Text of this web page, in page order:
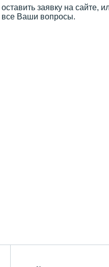
заявку на сайте,
Ваши вопросы.